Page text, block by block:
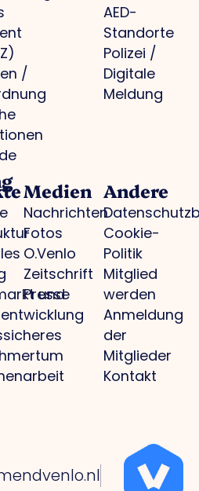
/
AED-
Standorte
Polizei /
Digitale
Meldung
und
Medien
Nachrichten
Fotos
O.Venlo
Zeitschrift
Presse
Andere
Cookie-
Politik
Mitglied
werden
Anmeldung
der
Mitglieder
Kontakt